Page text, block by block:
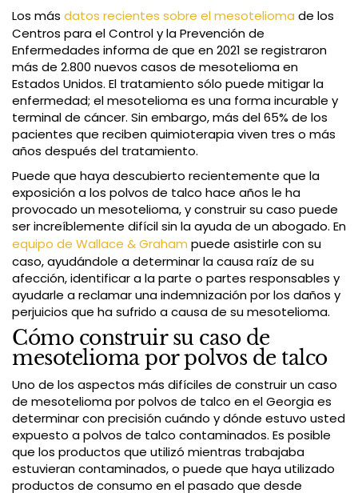
Los más datos recientes sobre el mesotelioma de los
Centros para el Control y la Prevención de
Enfermedades informa de que en 2021 se registraron
más de 2.800 nuevos casos de mesotelioma en
Estados Unidos. El tratamiento sólo puede mitigar la
enfermedad; el mesotelioma es una forma incurable y
terminal de cáncer. Sin embargo, más del 65% de los
pacientes que reciben quimioterapia viven tres o más
años después del tratamiento.
Puede que haya descubierto recientemente que la
exposición a los polvos de talco hace años le ha
provocado un mesotelioma, y construir su caso puede
ser increíblemente difícil sin la ayuda de un abogado. En
equipo de Wallace & Graham puede asistirle con su
caso, ayudándole a determinar la causa raíz de su
afección, identificar a la parte o partes responsables y
ayudarle a reclamar una indemnización por los daños y
perjuicios que ha sufrido a causa de su mesotelioma.
Cómo construir su caso de
mesotelioma por polvos de talco
Uno de los aspectos más difíciles de construir un caso
de mesotelioma por polvos de talco en el Georgia es
determinar con precisión cuándo y dónde estuvo usted
expuesto a polvos de talco contaminados. Es posible
que los productos que utilizó mientras trabajaba
estuvieran contaminados, o puede que haya utilizado
productos de consumo en el pasado que desde